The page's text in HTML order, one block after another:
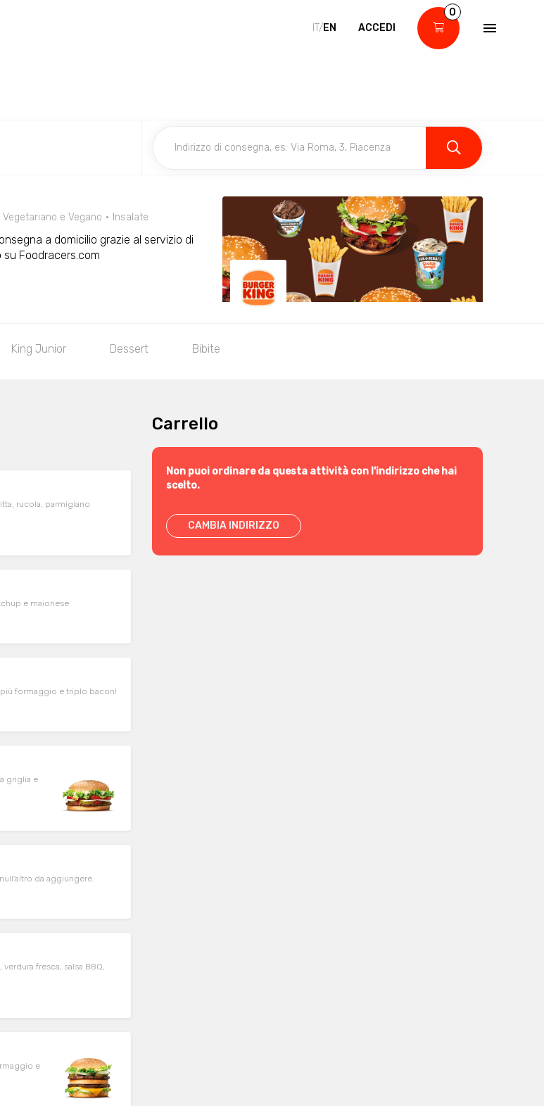
IT/EN ACCEDI
0
Vegetariano e Vegano Insalate
a domicilio grazie al servizio di
su Foodracers.com
King Junior Dessert Bibite
rucola, parmigiano
e maionese
più formaggio e triplo bacon!
griglia e
da aggiungere.
fresca, salsa BBQ,
e
Carrello
Non puoi ordinare da questa attività con l'indirizzo che hai
scelto.
CAMBIA INDIRIZZO